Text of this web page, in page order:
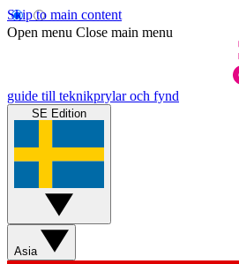
Skip to main content
Open menu Close main menu
guide till teknikprylar och fynd
SE Edition
Asia